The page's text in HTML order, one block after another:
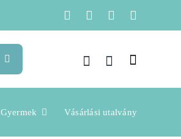
Gyermek Vásárlási utalvány